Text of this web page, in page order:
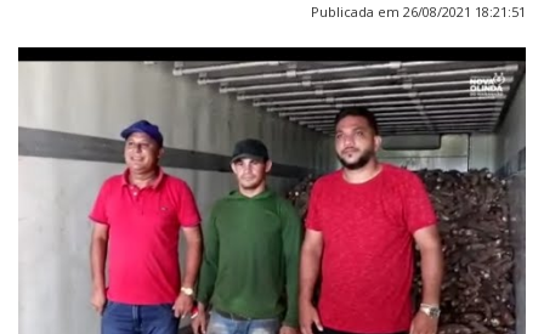
Publicada em 26/08/2021 18:21:51